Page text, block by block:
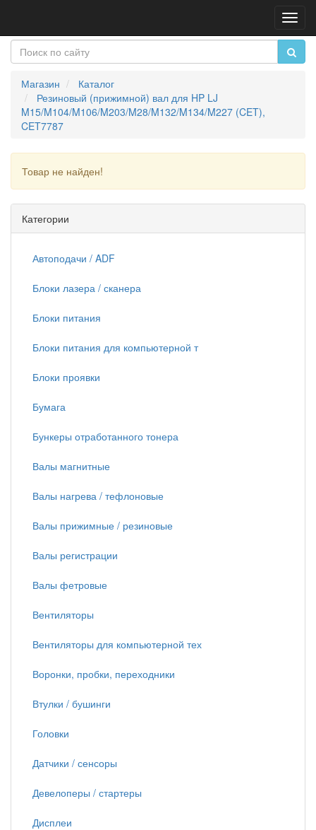
Магазин
Каталог
Резиновый (прижимной) вал для HP LJ
M15/M104/M106/M203/M28/M132/M134/M227 (CET),
CET7787
Товар не найден!
Категории
Автоподачи / ADF
Блоки лазера / сканера
Блоки питания
Блоки питания для компьютерной т
Блоки проявки
Бумага
Бункеры отработанного тонера
Валы магнитные
Валы нагрева / тефлоновые
Валы прижимные / резиновые
Валы регистрации
Валы фетровые
Вентиляторы
Вентиляторы для компьютерной тех
Воронки, пробки, переходники
Втулки / бушинги
Головки
Датчики / сенсоры
Девелоперы / стартеры
Дисплеи